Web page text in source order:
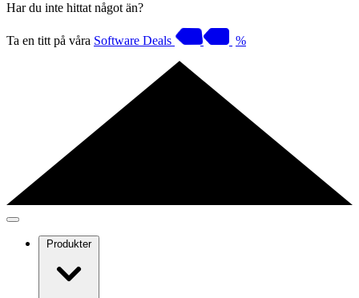
Har du inte hittat något än?
Ta en titt på våra Software Deals %
Produkter